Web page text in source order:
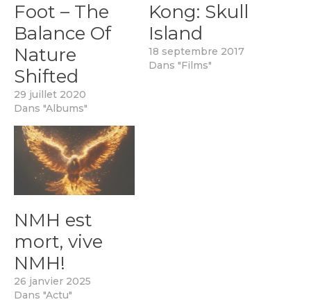
Foot – The
Balance Of
Nature
Shifted
29 juillet 2020
Dans "Albums"
Kong: Skull
Island
18 septembre 2017
Dans "Films"
NMH est
mort, vive
NMH!
26 janvier 2025
Dans "Actu"